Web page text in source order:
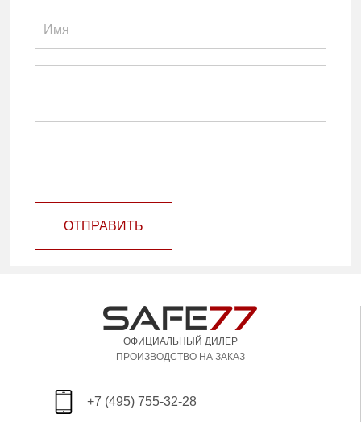
ОТПРАВИТЬ
ОФИЦИАЛЬНЫЙ ДИЛЕР
ПРОИЗВОДСТВО НА ЗАКАЗ
+7 (495) 755-32-28